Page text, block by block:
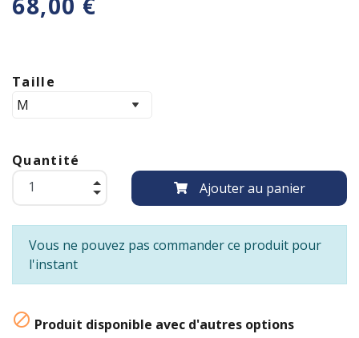
Taille
Quantité
Ajouter au panier
Vous ne pouvez pas commander ce produit pour
l'instant
 Produit disponible avec d'autres options